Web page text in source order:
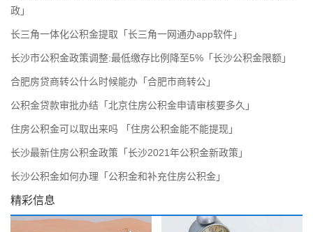
政」
长三角一体化公积金提取「长三角一网通办app软件」
长沙市公积金政策调整:最低缴存比例降至5%「长沙公积金限额」
合肥房贷商转公什么时候能办「合肥市商转公」
公积金贷款审批办结「北京住房公积金申请审核要多久」
住房公积金可以取出来吗 「住房公积金能不能提现」
长沙最新住房公积金政策「长沙2021年公积金新政策」
长沙公积金如何办理「公积金和补充住房公积金」
精彩信息